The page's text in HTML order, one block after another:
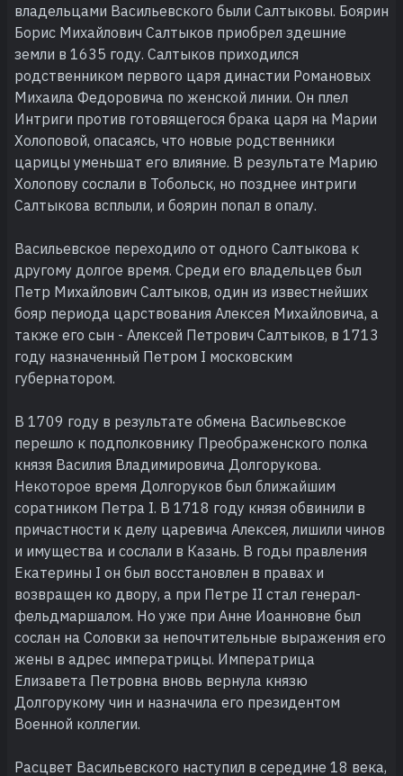
владельцами Васильевского были Салтыковы. Боярин
Борис Михайлович Салтыков приобрел здешние
земли в 1635 году. Салтыков приходился
родственником первого царя династии Романовых
Михаила Федоровича по женской линии. Он плел
Интриги против готовящегося брака царя на Марии
Холоповой, опасаясь, что новые родственники
царицы уменьшат его влияние. В результате Марию
Холопову сослали в Тобольск, но позднее интриги
Салтыкова всплыли, и боярин попал в опалу.
Васильевское переходило от одного Салтыкова к
другому долгое время. Среди его владельцев был
Петр Михайлович Салтыков, один из известнейших
бояр периода царствования Алексея Михайловича, а
также его сын - Алексей Петрович Салтыков, в 1713
году назначенный Петром I московским
губернатором.
В 1709 году в результате обмена Васильевское
перешло к подполковнику Преображенского полка
князя Василия Владимировича Долгорукова.
Некоторое время Долгоруков был ближайшим
соратником Петра I. В 1718 году князя обвинили в
причастности к делу царевича Алексея, лишили чинов
и имущества и сослали в Казань. В годы правления
Екатерины I он был восстановлен в правах и
возвращен ко двору, а при Петре II стал генерал-
фельдмаршалом. Но уже при Анне Иоанновне был
сослан на Соловки за непочтительные выражения его
жены в адрес императрицы. Императрица
Елизавета Петровна вновь вернула князю
Долгорукому чин и назначила его президентом
Военной коллегии.
Расцвет Васильевского наступил в середине 18 века,